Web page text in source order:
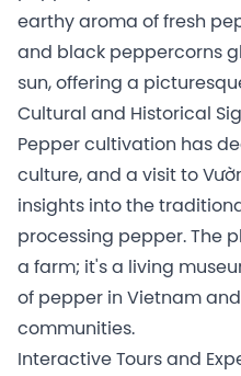
earthy aroma of fresh
and black peppercorns
sun, offering a
Cultural and Historical
Pepper cultivation has
culture, and a visit to
insights into the
processing pepper. The
a farm; it's a living
of pepper in Vietnam
communities.
Interactive Tours and